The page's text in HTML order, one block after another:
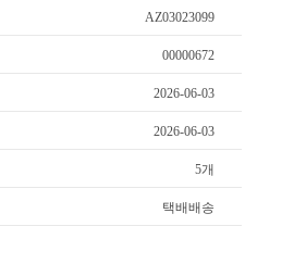
AZ03023099
00000672
2026-06-03
2026-06-03
5개
택배배송